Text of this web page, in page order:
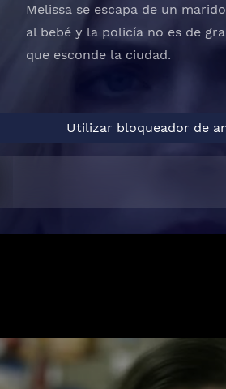
Melissa se escapa de un
al bebé y la policía no es de
que esconde la ciudad.
Utilizar bloqueador de